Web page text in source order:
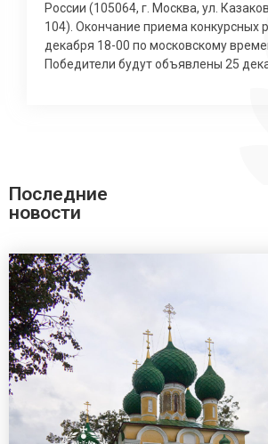
России (105064, г. Москва, ул.
104). Окончание приема конкурсных
декабря 18-00 по московскому
Победители будут объявлены 25
Последние
новости